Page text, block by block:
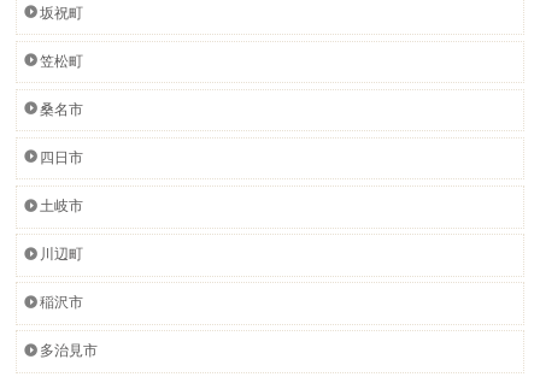
坂祝町
笠松町
桑名市
四日市
土岐市
川辺町
稲沢市
多治見市